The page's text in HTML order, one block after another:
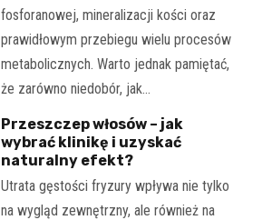
fosforanowej, mineralizacji kości oraz
prawidłowym przebiegu wielu procesów
metabolicznych. Warto jednak pamiętać,
że zarówno niedobór, jak…
Przeszczep włosów – jak
wybrać klinikę i uzyskać
naturalny efekt?
Utrata gęstości fryzury wpływa nie tylko
na wygląd zewnętrzny, ale również na